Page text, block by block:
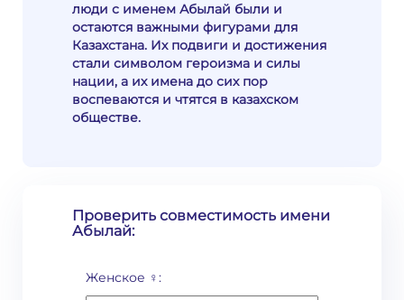
люди с именем Абылай были и
остаются важными фигурами для
Казахстана. Их подвиги и достижения
стали символом героизма и силы
нации, а их имена до сих пор
воспеваются и чтятся в казахском
обществе.
Проверить совместимость имени
Абылай:
Женское ♀: